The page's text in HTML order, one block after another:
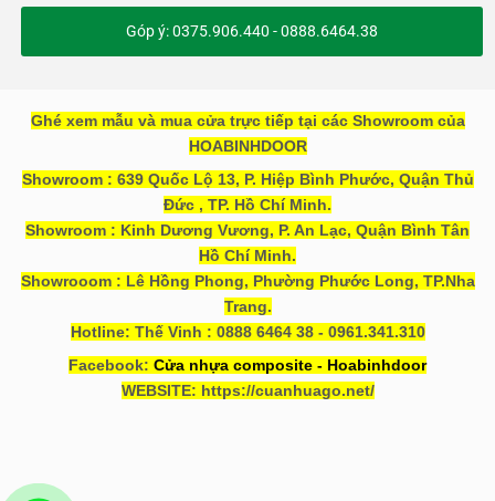
Góp ý: 0375.906.440 - 0888.6464.38
Ghé xem mẫu và mua cửa trực tiếp tại các Showroom của
HOABINHDOOR
Showroom : 639 Quốc Lộ 13, P. Hiệp Bình Phước, Quận Thủ
Đức , TP. Hồ Chí Minh.
Showroom : Kinh Dương Vương, P. An Lạc, Quận Bình Tân
Hồ Chí Minh.
Showrooom : Lê Hồng Phong, Phường Phước Long, TP.Nha
Trang.
Hotline: Thế Vinh : 0888 6464 38 - 0961.341.310
Facebook: Cửa nhựa composite - Hoabinhdoor
WEBSITE: https://cuanhuago.net/